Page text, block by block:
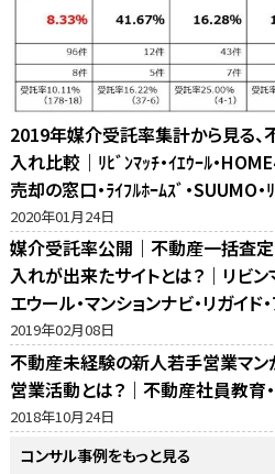
2019年媒介受託率集計から見る、
入れ比較｜ﾘﾋﾞﾝﾏｯﾁ・ｲｴｳｰﾙ・
売却の窓口・ﾗｲﾌﾙﾎｰﾑｽﾞ・SUUMO
較
2020年01月24日
媒介受託率公開｜不動産一括査定
入れが出来たサイトとは？｜リビン
エウール・マンションナビ・リガイド
動産売却の窓口・ホームズ・マイナ
2019年02月08日
不動産未経験の新人若手営業マン
営業活動とは？｜不動産社員教育
2018年10月24日
コンサル事例をもっと見る